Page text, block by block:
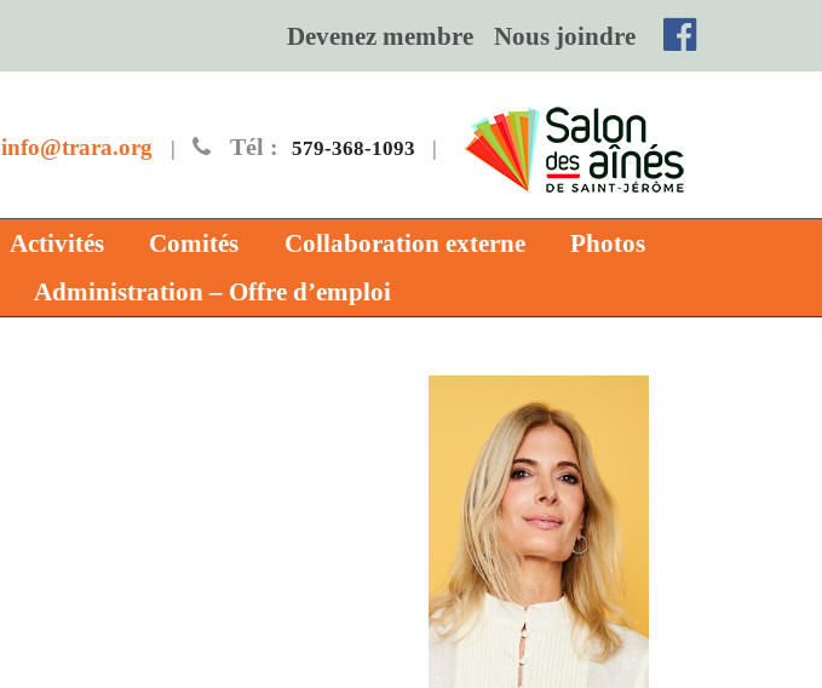
Devenez membre Nous joindre
info@trara.org | Tél : 579-368-1093 |
Activités Comités Collaboration externe
Photos
Administration – Offre d’emploi